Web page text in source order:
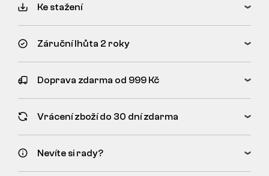
Ke stažení
Záruční lhůta 2 roky
Doprava zdarma od 999 Kč
Vrácení zboží do 30 dní zdarma
Nevíte si rady?